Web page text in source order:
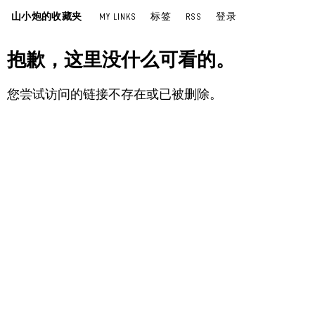
山小炮的收藏夹 MY LINKS 标签 RSS 登录
抱歉，这里没什么可看的。
您尝试访问的链接不存在或已被删除。